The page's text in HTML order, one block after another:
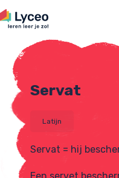
Servat
Latijn
Servat = hij